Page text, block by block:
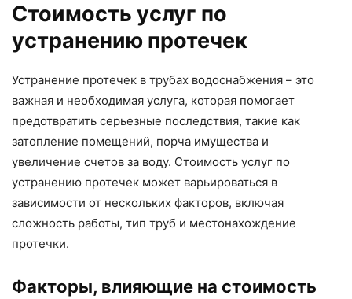
Стоимость услуг по
устранению протечек
Устранение протечек в трубах водоснабжения – это
важная и необходимая услуга, которая помогает
предотвратить серьезные последствия, такие как
затопление помещений, порча имущества и
увеличение счетов за воду. Стоимость услуг по
устранению протечек может варьироваться в
зависимости от нескольких факторов, включая
сложность работы, тип труб и местонахождение
протечки.
Факторы, влияющие на стоимость